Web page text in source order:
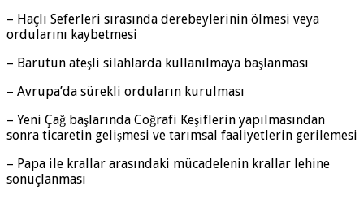
– Haçlı Seferleri sırasında derebeylerinin ölmesi veya
ordularını kaybetmesi
– Barutun ateşli silahlarda kullanılmaya başlanması
– Avrupa’da sürekli orduların kurulması
– Yeni Çağ başlarında Coğrafi Keşiflerin yapılmasından
sonra ticaretin gelişmesi ve tarımsal faaliyetlerin gerilemesi
– Papa ile krallar arasındaki mücadelenin krallar lehine
sonuçlanması